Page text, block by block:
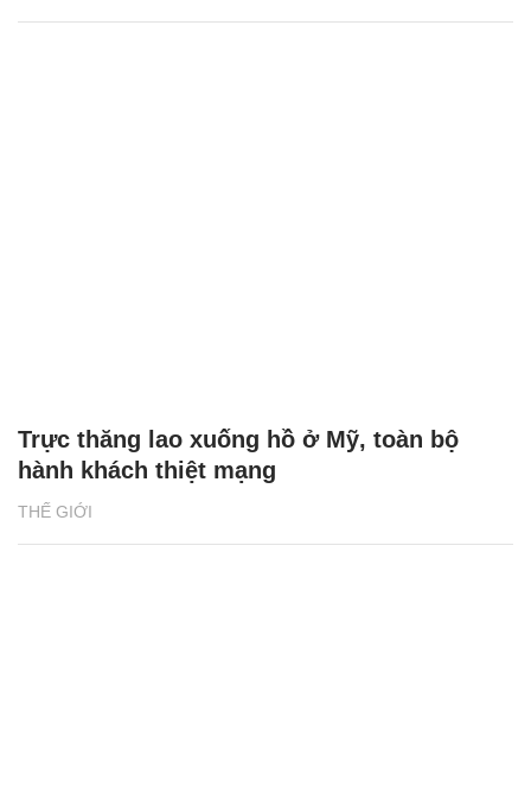
THẾ GIỚI
Trực thăng lao xuống hồ ở Mỹ, toàn bộ
hành khách thiệt mạng